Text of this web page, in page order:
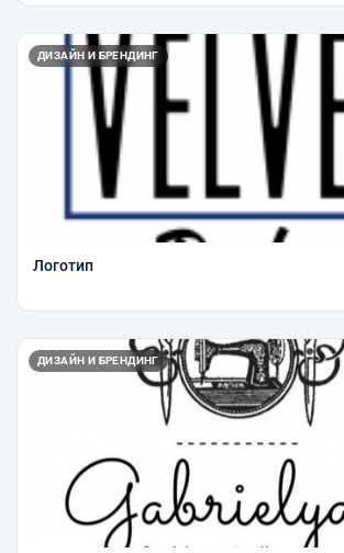
ДИЗАЙН И БРЕНДИНГ
Логотип
ДИЗАЙН И БРЕНДИНГ